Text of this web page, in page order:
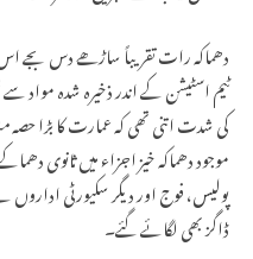
دھماکہ رات تقریباً ساڑھے دس بجے
ٹیم اسٹیشن کے اندر ذخیرہ شدہ مواد
کی شدت اتنی تھی کہ عمارت کا بڑا حصہ
موجود دھماکہ خیز اجزاء میں ثانوی
پولیس، فوج اور دیگر سکیورٹی اداروں
ڈاگز بھی لگائے گئے۔